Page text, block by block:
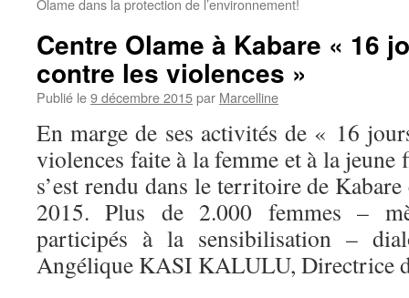
Olame dans la protection de l’environnement!
Centre Olame à Kabare « 16
contre les violences »
Publié le9 décembre 2015par Marcelline
En marge de ses activités de « 16
violences faite à la femme et à la
s’est rendu dans le territoire de
2015. Plus de 2.000 femmes –
participés à la sensibilisation –
Angélique KASI KALULU, Directrice